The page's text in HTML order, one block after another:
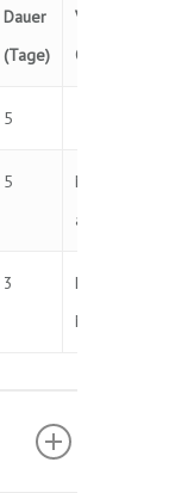
Dauer
(Tage)
5
5
auf
3
Erweiterte